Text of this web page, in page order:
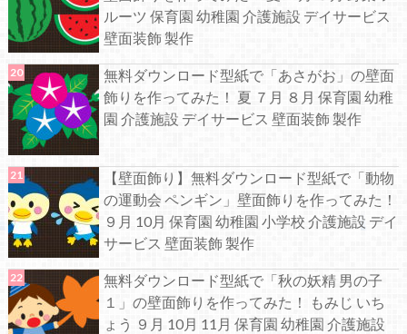
ルーツ 保育園 幼稚園 介護施設 デイサービス
壁面装飾 製作
無料ダウンロード型紙で「あさがお」の壁面
飾りを作ってみた！ 夏 ７月 ８月 保育園 幼稚
園 介護施設 デイサービス 壁面装飾 製作
【壁面飾り】無料ダウンロード型紙で「動物
の運動会 ペンギン」壁面飾りを作ってみた！
９月 10月 保育園 幼稚園 小学校 介護施設 デイ
サービス 壁面装飾 製作
無料ダウンロード型紙で「秋の妖精 男の子
１」の壁面飾りを作ってみた！ もみじ いち
ょう ９月 10月 11月 保育園 幼稚園 介護施設